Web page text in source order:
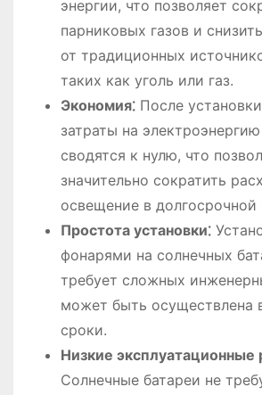
энергии, что позволяет
парниковых газов и
от традиционных
таких как уголь или газ.
Экономия⁚После
затраты на
сводятся к нулю, что
значительно сократить
освещение в долгосрочной
Простота установки⁚
фонарями на солнечных
требует сложных
может быть осуществлена
сроки.
Низкие эксплуатационные
Солнечные батареи не